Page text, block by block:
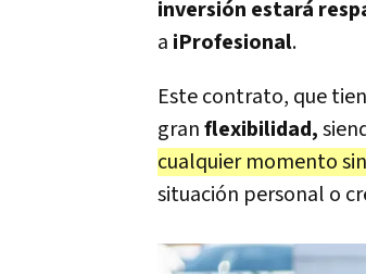
inversión estará
a iProfesional.
Este contrato, que
granflexibilidad,
cualquier momento
situación personal o